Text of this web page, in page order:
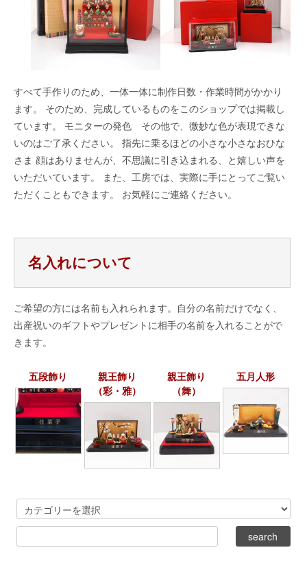
すべて手作りのため、一体一体に制作日数・作業時間がかかり
ます。 そのため、完成しているものをこのショップでは掲載し
ています。 モニターの発色 その他で、微妙な色が表現できな
いのはご了承ください。 指先に乗るほどの小さな小さなおひな
さま 顔はありませんが、不思議に引き込まれる、と嬉しい声を
いただいています。 また、工房では、実際に手にとってご覧い
ただくこともできます。 お気軽にご連絡ください。
名入れについて
ご希望の方には名前も入れられます。自分の名前だけでなく、
出産祝いのギフトやプレゼントに相手の名前を入れることがで
きます。
五段飾り
親王飾り
（彩・雅）
親王飾り
（舞）
五月人形